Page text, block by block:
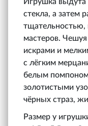
стекла, а затем
тщательностью,
мастеров.
искрами и
с лёгким
белым
золотистыми
чёрных страз,
Размер у